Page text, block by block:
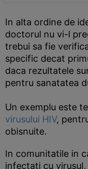
In alta ordine de
doctorul nu vi-l
trebui sa fie
specific decat
daca rezultatele
pentru sanatatea
Un exemplu este
virusului HIV,
obisnuite.
In comunitatile in
infectati cu